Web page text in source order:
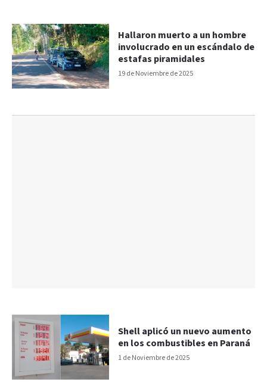
19 de Noviembre de 2025
Hallaron muerto a un hombre
involucrado en un escándalo de
estafas piramidales
1 de Noviembre de 2025
Shell aplicó un nuevo aumento
en los combustibles en Paraná